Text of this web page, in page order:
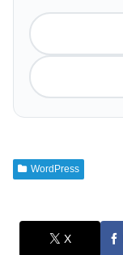
WordPress
X